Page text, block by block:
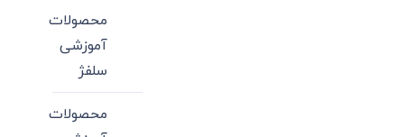
محصولات
آموزشی
سلفژ
محصولات